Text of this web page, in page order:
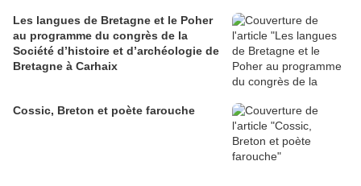
Les langues de Bretagne et le Poher
au programme du congrès de la
Société d’histoire et d’archéologie de
Bretagne à Carhaix
Cossic, Breton et poète farouche